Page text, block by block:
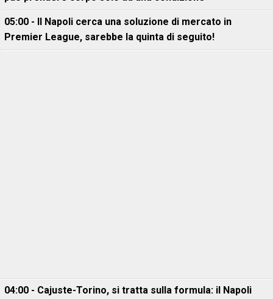
05:00 - Il Napoli cerca una soluzione di mercato in
Premier League, sarebbe la quinta di seguito!
04:00 - Cajuste-Torino, si tratta sulla formula: il Napoli